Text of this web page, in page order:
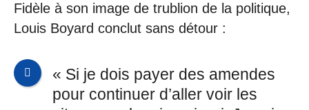
Fidèle à son image de trublion de la politique,
Louis Boyard conclut sans détour :
« Si je dois payer des amendes
pour continuer d’aller voir les